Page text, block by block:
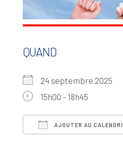
QUAND
24 septembre 2025
15h00 - 18h45
AJOUTER AU